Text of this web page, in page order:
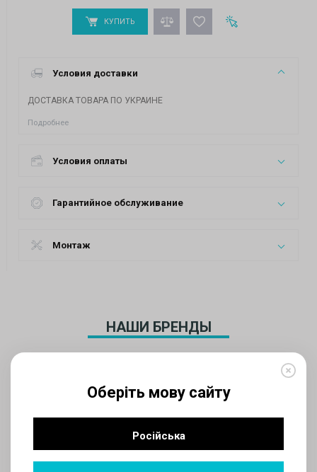
Оберіть мову сайту
Російська
КУПИТЬ
Условия доставки
ДОСТАВКА ТОВАРА ПО УКРАИНЕ
Подробнее
Условия оплаты
Гарантийное обслуживание
Монтаж
НАШИ БРЕНДЫ
AUX